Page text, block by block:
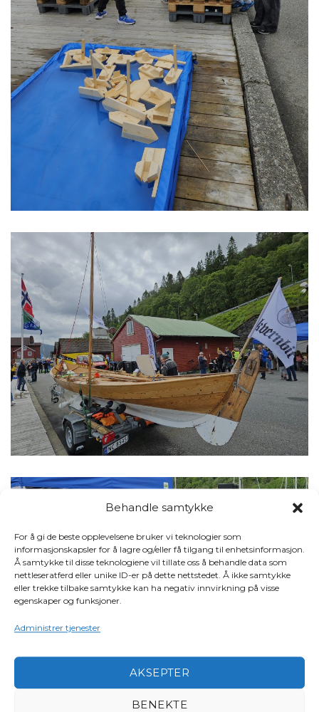
Behandle samtykke
For å gi de beste opplevelsene bruker vi teknologier som
informasjonskapsler for å lagre og/eller få tilgang til enhetsinformasjon.
Å samtykke til disse teknologiene vil tillate oss å behandle data som
nettleseratferd eller unike ID-er på dette nettstedet. Å ikke samtykke
eller trekke tilbake samtykke kan ha negativ innvirkning på visse
egenskaper og funksjoner.
Administrer tjenester
AKSEPTER
BENEKTE